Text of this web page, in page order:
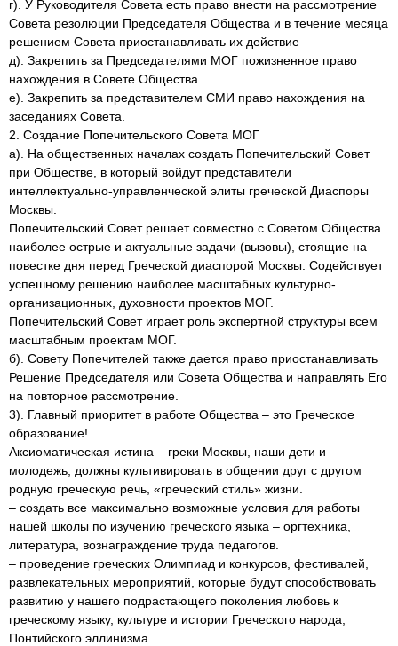
г). У Руководителя Совета есть право внести на рассмотрение
Совета резолюции Председателя Общества и в течение месяца
решением Совета приостанавливать их действие
д). Закрепить за Председателями МОГ пожизненное право
нахождения в Совете Общества.
е). Закрепить за представителем СМИ право нахождения на
заседаниях Совета.
2. Создание Попечительского Совета МОГ
а). На общественных началах создать Попечительский Совет
при Обществе, в который войдут представители
интеллектуально-управленческой элиты греческой Диаспоры
Москвы.
Попечительский Совет решает совместно с Советом Общества
наиболее острые и актуальные задачи (вызовы), стоящие на
повестке дня перед Греческой диаспорой Москвы. Содействует
успешному решению наиболее масштабных культурно-
организационных, духовности проектов МОГ.
Попечительский Совет играет роль экспертной структуры всем
масштабным проектам МОГ.
б). Совету Попечителей также дается право приостанавливать
Решение Председателя или Совета Общества и направлять Его
на повторное рассмотрение.
3). Главный приоритет в работе Общества – это Греческое
образование!
Аксиоматическая истина – греки Москвы, наши дети и
молодежь, должны культивировать в общении друг с другом
родную греческую речь, «греческий стиль» жизни.
– создать все максимально возможные условия для работы
нашей школы по изучению греческого языка – оргтехника,
литература, вознаграждение труда педагогов.
– проведение греческих Олимпиад и конкурсов, фестивалей,
развлекательных мероприятий, которые будут способствовать
развитию у нашего подрастающего поколения любовь к
греческому языку, культуре и истории Греческого народа,
Понтийского эллинизма.